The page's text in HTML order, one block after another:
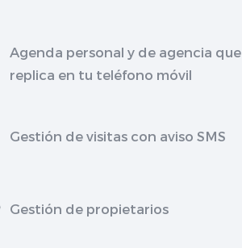
Agenda personal y de agencia que
replica en tu teléfono móvil
Gestión de visitas con aviso SMS
Gestión de propietarios